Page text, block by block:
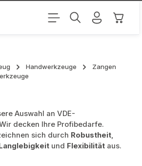
Handwerkzeuge
Zangen
Auswahl an VDE-
decken Ihre Profibedarfe.
sich durch Robustheit,
und Flexibilität aus.